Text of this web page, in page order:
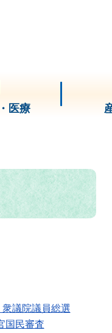
医療
議院議員総選
国民審査